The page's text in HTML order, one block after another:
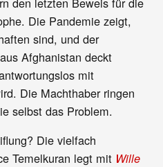
Die Pandemie zeigt,
sind, und der
Afghanistan deckt
mit
Die Machthaber ringen
selbst das Problem.
Die vielfach
Temelkuran legt mit Wille